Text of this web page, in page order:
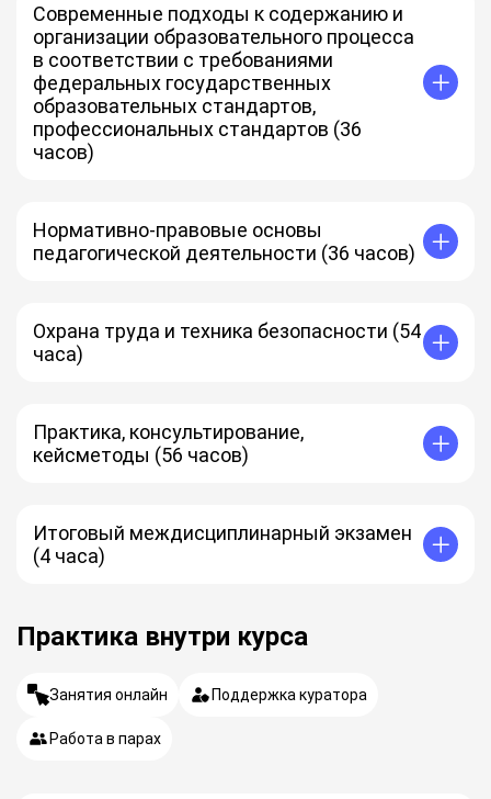
Современные подходы к содержанию и
организации образовательного процесса
в соответствии с требованиями
федеральных государственных
образовательных стандартов,
профессиональных стандартов (36
часов)
Нормативно-правовые основы
педагогической деятельности (36 часов)
Охрана труда и техника безопасности (54
часа)
Практика, консультирование,
кейсметоды (56 часов)
Итоговый междисциплинарный экзамен
(4 часа)
Практика внутри курса
Занятия онлайн Поддержка куратора
Работа в парах